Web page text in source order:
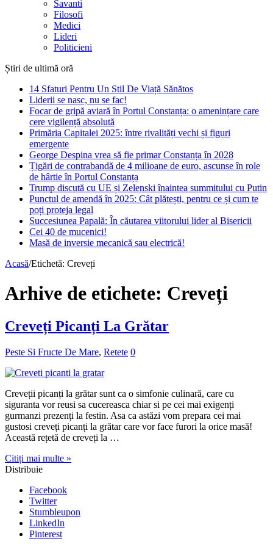
Savanti
Filosofi
Medici
Lideri
Politicieni
Știri de ultimă oră
14 Sfaturi Pentru Un Stil De Viață Sănătos
Liderii se nasc, nu se fac!
Focar de gripă aviară în Portul Constanța: o amenințare care
cere vigilență absolută
Primăria Capitalei 2025: între rivalități vechi și figuri
emergente
George Despina vrea să fie primar Constanța în 2028
Țigări de contrabandă de 4 milioane de euro, ascunse în role
de hârtie în Portul Constanța
Trump discută cu UE și Zelenski înaintea summitului cu Putin
Punctul de amendă în 2025: Cât plătești, pentru ce și cum te
poți proteja legal
Succesiunea Papală: În căutarea viitorului lider al Bisericii
Cei 40 de mucenici!
Masă de inversie mecanică sau electrică!
Acasă/Etichetă: Creveți
Arhive de etichete: Creveți
Creveți Picanți La Grătar
Peste Si Fructe De Mare, Retete 0
Creveții picanți la grătar sunt ca o simfonie culinară, care cu
siguranta vor reusi sa cucereasca chiar si pe cei mai exigenți
gurmanzi prezenți la festin. Asa ca astăzi vom prepara cei mai
gustosi creveți picanți la grătar care vor face furori la orice masă!
Această rețetă de creveți la …
Citiți mai multe »
Distribuie
Facebook
Twitter
Stumbleupon
LinkedIn
Pinterest